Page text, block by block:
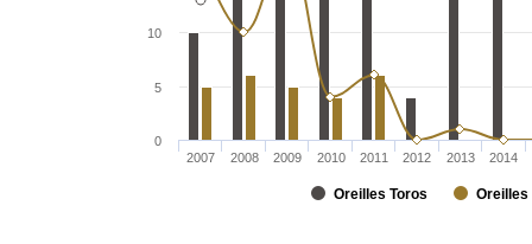
Oreilles Toros Oreilles
2007 2008 2009 2010 2011 2012 2013 2014
0
5
10